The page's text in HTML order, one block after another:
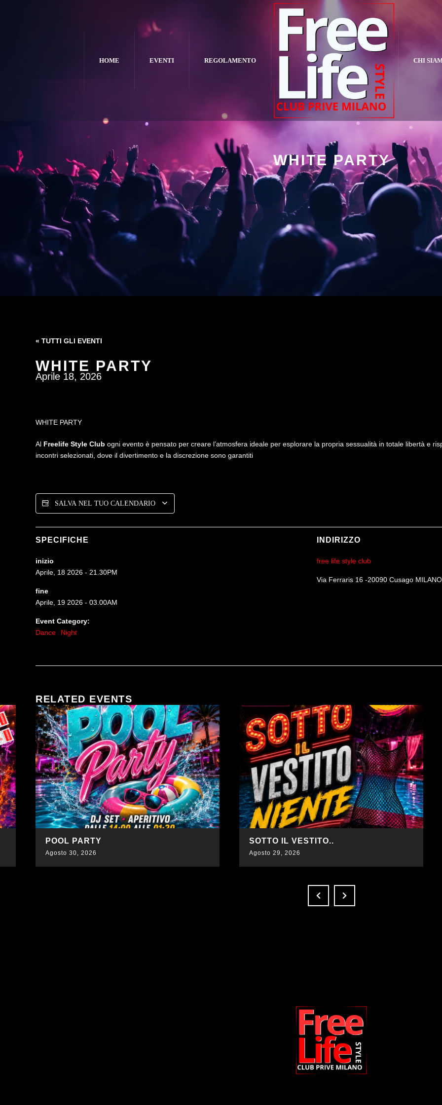
HOME EVENTI REGOLAMENTO CHI
WHITE PARTY
« TUTTI GLI EVENTI
WHITE PARTY
Aprile 18, 2026
WHITE PARTY
Al Freelife Style Club ogni evento è pensato per creare l’atmosfera ideale per esplorare la propria sessualità in totale libertà e
incontri selezionati, dove il divertimento e la discrezione sono garantiti
SALVA NEL TUO CALENDARIO
SPECIFICHE
inizio
Aprile, 18 2026 - 21.30PM
fine
Aprile, 19 2026 - 03.00AM
Event Category:
Dance
Night
INDIRIZZO
free life style club
Via Ferraris 16 -20090 Cusago MILANO
RELATED EVENTS
SCOPRI DI PIÙ
SOTTO IL VESTITO..
Agosto 29, 2026
SCOPRI DI PIÙ
CALDE TENTAZIONI
Agosto 28, 2026